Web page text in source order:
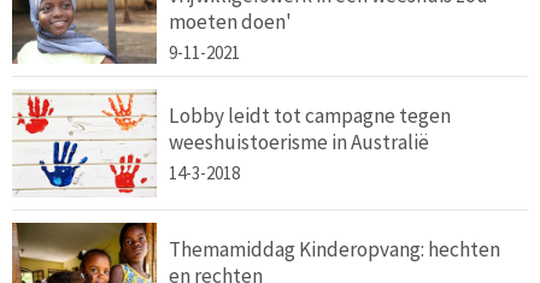
moeten doen'
9-11-2021
Lobby leidt tot campagne tegen
weeshuistoerisme in Australië
14-3-2018
Themamiddag Kinderopvang: hechten
en rechten